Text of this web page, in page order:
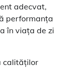
adecvat,
performanța
în viața de zi
calităților